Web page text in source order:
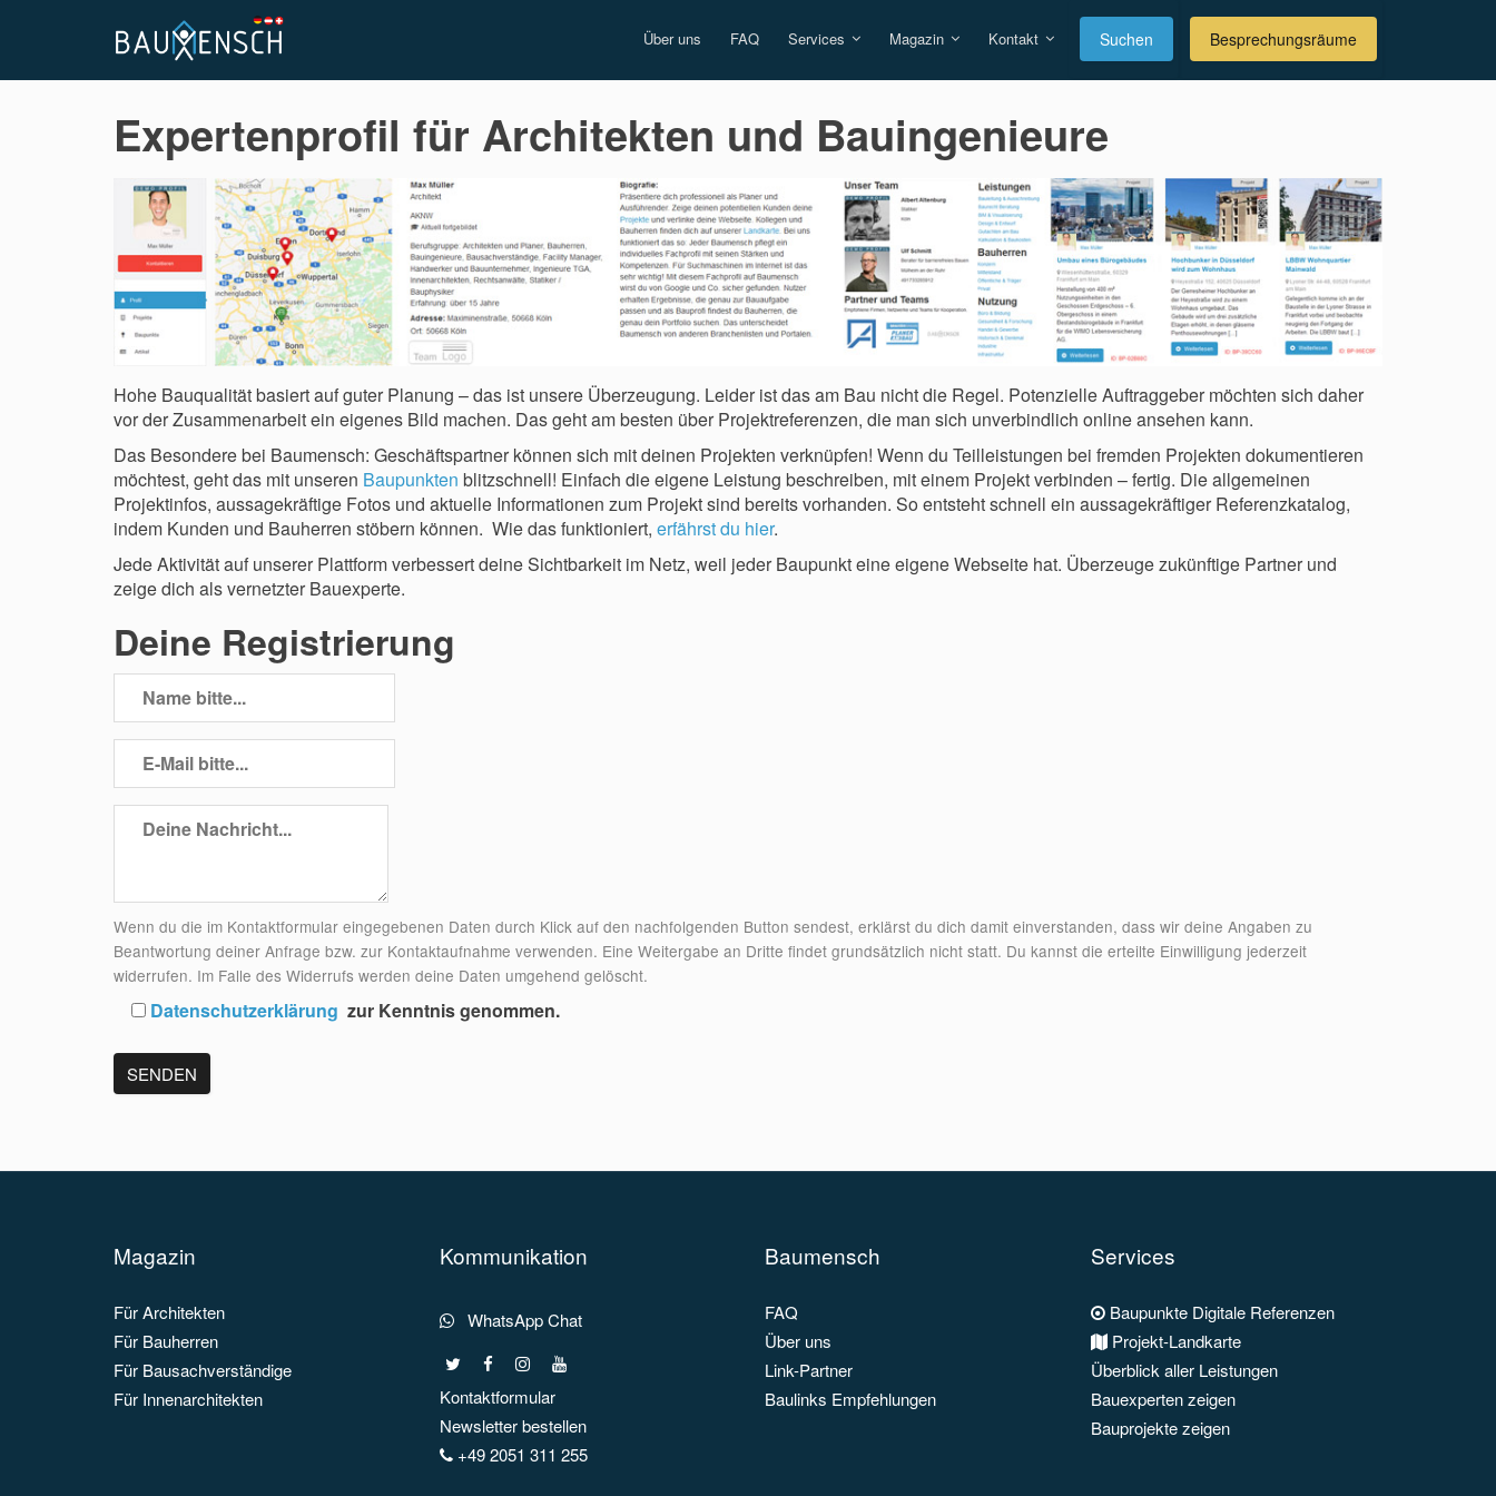
Über uns FAQ Services Magazin Kontakt Suchen Besprechungsräume
Expertenprofil für Architekten und Bauingenieure
Hohe Bauqualität basiert auf guter Planung – das ist unsere Überzeugung. Leider ist das am Bau nicht die Regel. Potenzielle Auftraggeber möchten sich daher
vor der Zusammenarbeit ein eigenes Bild machen. Das geht am besten über Projektreferenzen, die man sich unverbindlich online ansehen kann.
Das Besondere bei Baumensch: Geschäftspartner können sich mit deinen Projekten verknüpfen! Wenn du Teilleistungen bei fremden Projekten dokumentieren
möchtest, geht das mit unseren Baupunkten blitzschnell! Einfach die eigene Leistung beschreiben, mit einem Projekt verbinden – fertig. Die allgemeinen
Projektinfos, aussagekräftige Fotos und aktuelle Informationen zum Projekt sind bereits vorhanden. So entsteht schnell ein aussagekräftiger Referenzkatalog,
indem Kunden und Bauherren stöbern können. Wie das funktioniert, erfährst du hier.
Jede Aktivität auf unserer Plattform verbessert deine Sichtbarkeit im Netz, weil jeder Baupunkt eine eigene Webseite hat. Überzeuge zukünftige Partner und
zeige dich als vernetzter Bauexperte.
Deine Registrierung
Wenn du die im Kontaktformular eingegebenen Daten durch Klick auf den nachfolgenden Button sendest, erklärst du dich damit einverstanden, dass wir deine Angaben zu
Beantwortung deiner Anfrage bzw. zur Kontaktaufnahme verwenden. Eine Weitergabe an Dritte findet grundsätzlich nicht statt. Du kannst die erteilte Einwilligung jederzeit
widerrufen. Im Falle des Widerrufs werden deine Daten umgehend gelöscht.
Datenschutzerklärung zur Kenntnis genommen.
Magazin
Für Architekten
Für Bauherren
Für Bausachverständige
Für Innenarchitekten
Kommunikation
WhatsApp Chat
Kontaktformular
Newsletter bestellen
+49 2051 311 255
Baumensch
FAQ
Über uns
Link-Partner
Baulinks Empfehlungen
Services
Baupunkte Digitale Referenzen
Projekt-Landkarte
Überblick aller Leistungen
Bauexperten zeigen
Bauprojekte zeigen